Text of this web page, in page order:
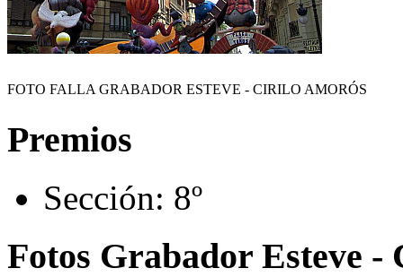
FOTO FALLA GRABADOR ESTEVE - CIRILO AMORÓS
Premios
Sección: 8º
Fotos Grabador Esteve -